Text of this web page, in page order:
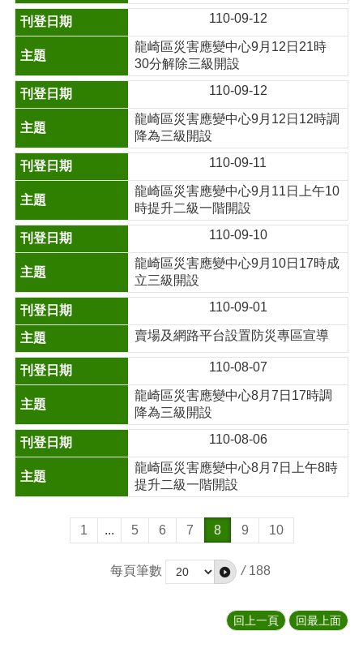
110-09-12
龍崎區災害應變中心9月12日21時
30分解除三級開設
110-09-12
龍崎區災害應變中心9月12日12時調
降為三級開設
110-09-11
龍崎區災害應變中心9月11日上午10
時提升二級一階開設
110-09-10
龍崎區災害應變中心9月10日17時成
立三級開設
110-09-01
賣場及網路平台設置防災專區宣導
110-08-07
龍崎區災害應變中心8月7日17時調
降為三級開設
110-08-06
龍崎區災害應變中心8月7日上午8時
提升二級一階開設
1 ... 5 6 7 8 9 10
每頁筆數 / 188
回上一頁 回最上面